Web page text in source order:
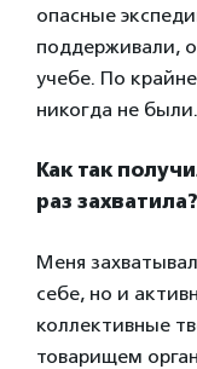
опасные
поддерживали,
учебе. По
никогда не были.
Как так
раз захватила?
Меня
себе, но и
коллективные
товарищем